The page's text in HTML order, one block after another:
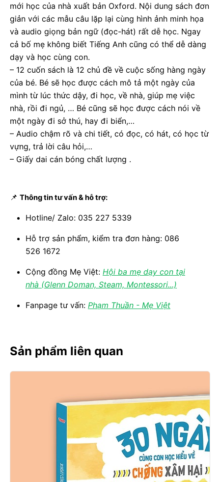
mới học của nhà xuất bản Oxford. Nội dung sách đơn
giản với các mẫu câu lặp lại cùng hình ảnh minh họa
và audio giọng bản ngữ (đọc-hát) rất dễ học. Ngay
cả bố mẹ không biết Tiếng Anh cũng có thể dễ dàng
dạy và học cùng con.
– 12 cuốn sách là 12 chủ đề về cuộc sống hàng ngày
của bé. Bé sẽ học được cách mô tả một ngày của
mình từ lúc thức dậy, đi học, về nhà, giúp mẹ việc
nhà, rồi đi ngủ, … Bé cũng sẽ học được cách nói về
một ngày đi sở thú, hay đi biển,…
– Audio chậm rõ và chi tiết, có đọc, có hát, có học từ
vựng, trả lời câu hỏi,…
– Giấy dai cán bóng chất lượng .
📌 Thông tin tư vấn & hỗ trợ:
Hotline/ Zalo: 035 227 5339
Hỗ trợ sản phẩm, kiểm tra đơn hàng: 086
526 1672
Cộng đồng Mẹ Việt: Hội ba mẹ dạy con tại
nhà (Glenn Doman, Steam, Montessori...)
Fanpage tư vấn: Phạm Thuần - Mẹ Việt
Sản phẩm liên quan